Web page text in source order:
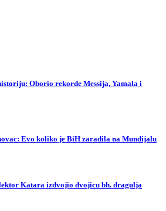
Oborio rekorde Messija, Yamala i
Evo koliko je BiH zaradila na Mundijalu
Katara izdvojio dvojicu bh. dragulja